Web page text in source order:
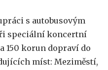
s autobusovým
speciální koncertní
150 korun dopraví do
míst: Meziměstí,